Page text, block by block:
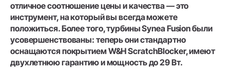
отличное соотношение цены и качества — это
инструмент, на который вы всегда можете
положиться. Более того, турбины Synea Fusion были
усовершенствованы: теперь они стандартно
оснащаются покрытием W&H ScratchBlocker, имеют
двухлетнюю гарантию и мощность до 29 Вт.